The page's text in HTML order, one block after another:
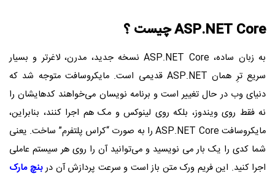
ASP.NET Core چیست ؟
به زبان ساده، ASP.NET Core نسخه جدید، مدرن، لاغرتر و بسیار
سریع‌ ترِ همان ASP.NET قدیمی است. مایکروسافت متوجه شد که
دنیای وب در حال تغییر است و برنامه ‌نویسان می‌خواهند کدهایشان را
نه فقط روی ویندوز، بلکه روی لینوکس و مک هم اجرا کنند، بنابراین،
مایکروسافت ASP.NET Core را به صورت “کراس‌ پلتفرم” ساخت. یعنی
شما کدی را یک بار می ‌نویسید و می‌توانید آن را روی هر سیستم‌ عاملی
اجرا کنید. این فریم ‌ورک متن‌ باز است و سرعت پردازش آن دربنچ مارک